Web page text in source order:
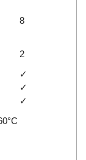
8
2
✓
✓
✓